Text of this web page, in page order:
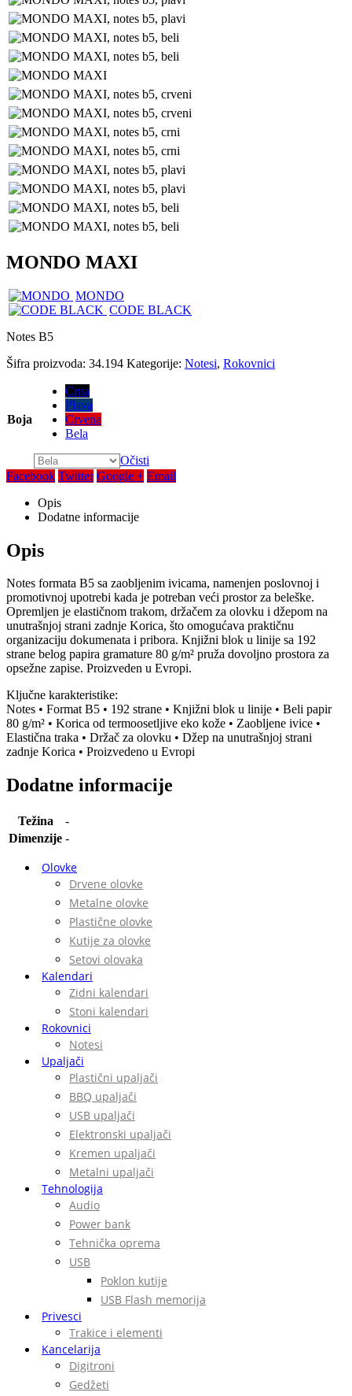
MONDO MAXI
MONDO
CODE BLACK
Notes B5
Šifra proizvoda: 34.194 Kategorije: Notesi, Rokovnici
Boja
Crna
Plava
Crvena
Bela
Očisti
Facebook Twitter Google + Email
Opis
Dodatne informacije
Opis
Notes formata B5 sa zaobljenim ivicama, namenjen poslovnoj i
promotivnoj upotrebi kada je potreban veći prostor za beleške.
Opremljen je elastičnom trakom, držačem za olovku i džepom na
unutrašnjoj strani zadnje Korica, što omogućava praktičnu
organizaciju dokumenata i pribora. Knjižni blok u linije sa 192
strane belog papira gramature 80 g/m² pruža dovoljno prostora za
opsežne zapise. Proizveden u Evropi.
Ključne karakteristike:
Notes • Format B5 • 192 strane • Knjižni blok u linije • Beli papir
80 g/m² • Korica od termoosetljive eko kože • Zaobljene ivice •
Elastična traka • Držač za olovku • Džep na unutrašnjoj strani
zadnje Korica • Proizvedeno u Evropi
Dodatne informacije
Težina
-
Dimenzije -
Olovke
Drvene olovke
Metalne olovke
Plastične olovke
Kutije za olovke
Setovi olovaka
Kalendari
Zidni kalendari
Stoni kalendari
Rokovnici
Notesi
Upaljači
Plastični upaljači
BBQ upaljači
USB upaljači
Elektronski upaljači
Kremen upaljači
Metalni upaljači
Tehnologija
Audio
Power bank
Tehnička oprema
USB
Poklon kutije
USB Flash memorija
Privesci
Trakice i elementi
Kancelarija
Digitroni
Gedžeti